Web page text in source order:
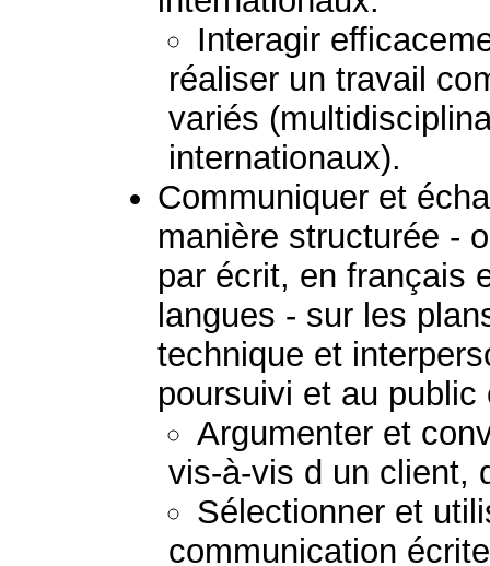
Interagir
réaliser un travail
variés
internationaux).
Communiquer et
manière structurée -
par écrit, en français
langues - sur les
technique et
poursuivi et au public
Argumenter et
vis-à-vis d un client,
Sélectionner et
communication